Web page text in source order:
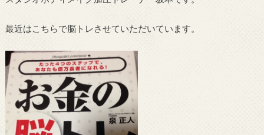
最近はこちらで脳トレさせていただいています。